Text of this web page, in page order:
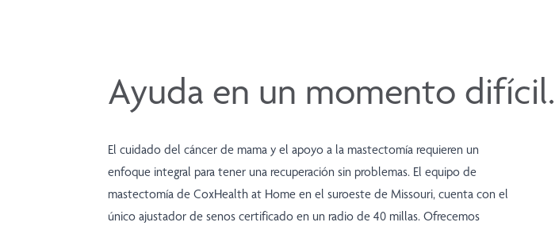
Ayuda en un momento difícil.
El cuidado del cáncer de mama y el apoyo a la mastectomía requieren un
enfoque integral para tener una recuperación sin problemas. El equipo de
mastectomía de CoxHealth at Home en el suroeste de Missouri, cuenta con el
único ajustador de senos certificado en un radio de 40 millas. Ofrecemos